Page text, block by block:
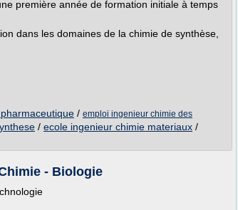
première année de formation initiale à temps
dans les domaines de la chimie de synthèse,
/ emploi ingenieur chimie des
/ ecole ingenieur chimie materiaux /
- Biologie